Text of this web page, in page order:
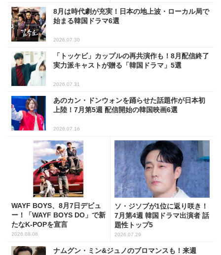
8月は時代劇が充実！日本の地上波・ローカル局で
始まる韓国ドラマ6選
2026.07.30
「トッケビ」カップルの再共演作も！8月配信終了
実力派キャストが贈る「韓国ドラマ」5選
2026.07.31
あのカン・ドンウォンを踊らせた話題作が日本初
上陸！7月第5週 配信開始の韓国映画6選
2026.07.16
WAYF BOYS、8月7日デビュ
ー！「WAYF BOYS DO」で新
たなK-POPを宣言
2026.08.06
ソ・ジソブが1位に返り咲き！
7月第4週 韓国ドラマ出演者 話
題性トップ5
2026.07.29
ナムグン・ミン&ジュノのブロマンスも！来週